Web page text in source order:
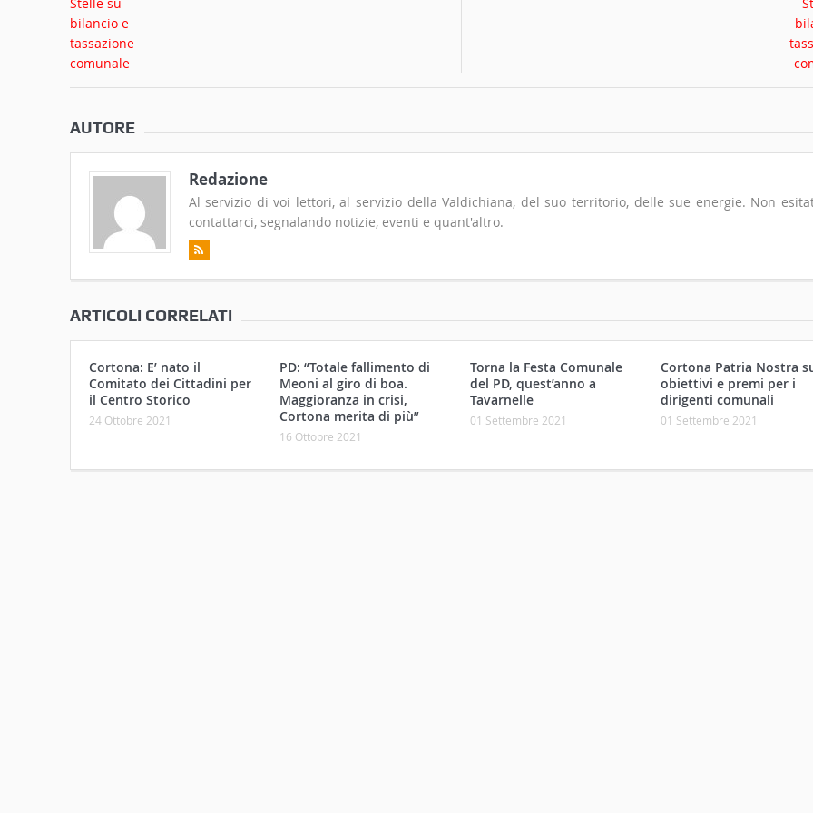
AUTORE
Redazione
Al servizio di voi lettori, al servizio della Valdichiana, del suo territorio, delle sue energie. Non
contattarci, segnalando notizie, eventi e quant'altro.
ARTICOLI CORRELATI
Cortona: E’ nato il
Comitato dei Cittadini per
il Centro Storico
24 Ottobre 2021
PD: “Totale fallimento di
Meoni al giro di boa.
Maggioranza in crisi,
Cortona merita di più”
16 Ottobre 2021
Torna la Festa Comunale
del PD, quest’anno a
Tavarnelle
01 Settembre 2021
Cortona Patria Nostra
obiettivi e premi per i
dirigenti comunali
01 Settembre 2021